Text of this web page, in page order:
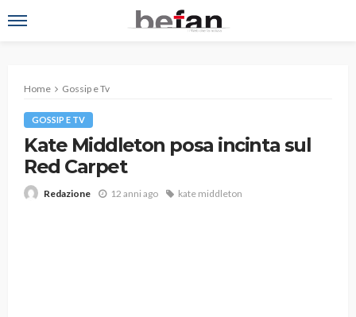
Home Gossip e Tv
GOSSIP E TV
Kate Middleton posa incinta sul
Red Carpet
Redazione 12 anni ago kate middleton